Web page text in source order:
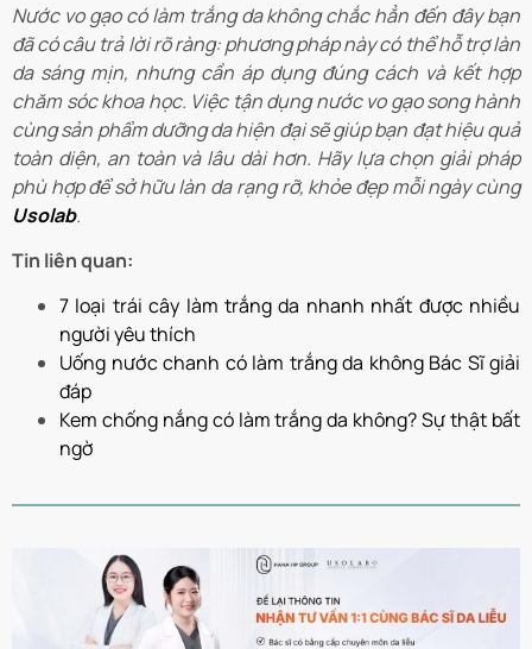
Nước vo gạo có làm trắng da không chắc hẳn đến đây bạn
đã có câu trả lời rõ ràng: phương pháp này có thể hỗ trợ làn
da sáng mịn, nhưng cần áp dụng đúng cách và kết hợp
chăm sóc khoa học. Việc tận dụng nước vo gạo song hành
cùng sản phẩm dưỡng da hiện đại sẽ giúp bạn đạt hiệu quả
toàn diện, an toàn và lâu dài hơn. Hãy lựa chọn giải pháp
phù hợp để sở hữu làn da rạng rỡ, khỏe đẹp mỗi ngày cùng
Usolab.
Tin liên quan:
7 loại trái cây làm trắng da nhanh nhất được nhiều
người yêu thích
Uống nước chanh có làm trắng da không Bác Sĩ giải
đáp
Kem chống nắng có làm trắng da không? Sự thật bất
ngờ